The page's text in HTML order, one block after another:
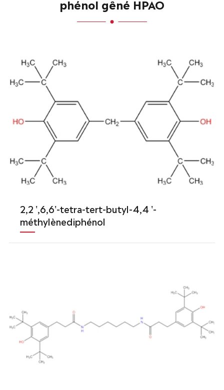
phénol gêné HPAO
2,2 ',6,6'-tetra-tert-butyl-4,4 '-
méthylènediphénol